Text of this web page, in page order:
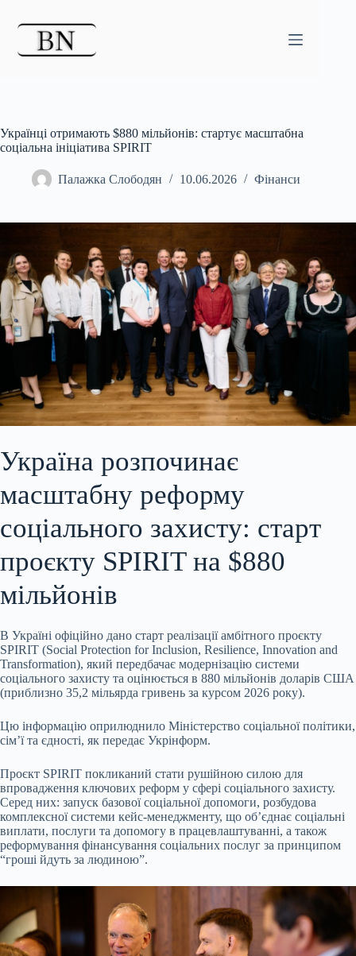
Українці отримають $880 мільйонів: стартує масштабна
соціальна ініціатива SPIRIT
Палажка Слободян 10.06.2026 Фінанси
Україна розпочинає
масштабну реформу
соціального захисту: старт
проєкту SPIRIT на $880
мільйонів
В Україні офіційно дано старт реалізації амбітного проєкту
SPIRIT (Social Protection for Inclusion, Resilience, Innovation and
Transformation), який передбачає модернізацію системи
соціального захисту та оцінюється в 880 мільйонів доларів США
(приблизно 35,2 мільярда гривень за курсом 2026 року).
Цю інформацію оприлюднило Міністерство соціальної політики,
сім’ї та єдності, як передає Укрінформ.
Проєкт SPIRIT покликаний стати рушійною силою для
впровадження ключових реформ у сфері соціального захисту.
Серед них: запуск базової соціальної допомоги, розбудова
комплексної системи кейс-менеджменту, що об’єднає соціальні
виплати, послуги та допомогу в працевлаштуванні, а також
реформування фінансування соціальних послуг за принципом
“гроші йдуть за людиною”.